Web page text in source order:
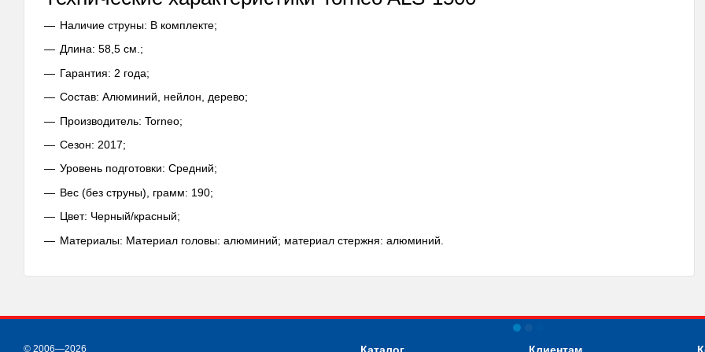
Наличие струны: В комплекте;
Длина: 58,5 см.;
Гарантия: 2 года;
Состав: Алюминий, нейлон, дерево;
Производитель: Torneo;
Сезон: 2017;
Уровень подготовки: Средний;
Вес (без струны), грамм: 190;
Цвет: Черный/красный;
Материалы: Материал головы: алюминий; материал стержня: алюминий.
© 2006—2026